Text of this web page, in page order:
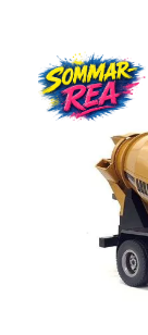
Hoppa
till
slutet
av
bildgalleriet